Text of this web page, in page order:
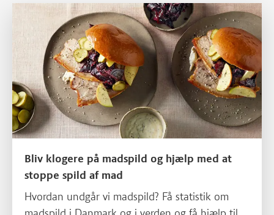
Læs mere om Bliv klogere på madspild og hjælp med at
Bliv klogere på madspild og hjælp med at
stoppe spild af mad
Hvordan undgår vi madspild? Få statistik om